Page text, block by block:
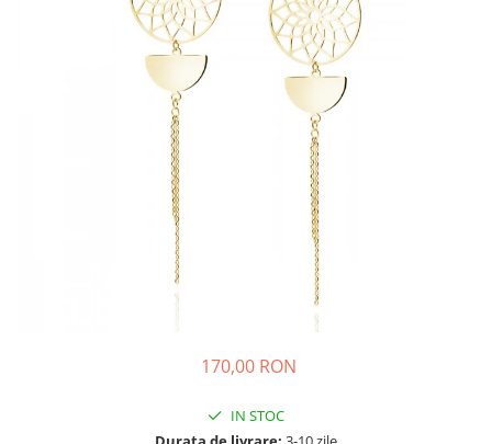
170,00 RON
IN STOC